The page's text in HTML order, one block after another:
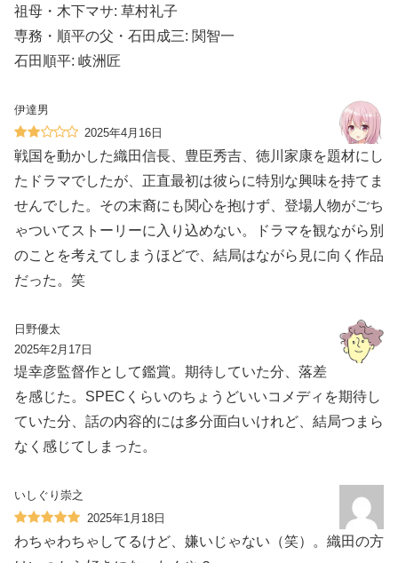
祖母・木下マサ: 草村礼子
専務・順平の父・石田成三: 関智一
石田順平: 岐洲匠
伊達男
2025年4月16日
戦国を動かした織田信長、豊臣秀吉、徳川家康を題材にし
たドラマでしたが、正直最初は彼らに特別な興味を持てま
せんでした。その末裔にも関心を抱けず、登場人物がごち
ゃついてストーリーに入り込めない。ドラマを観ながら別
のことを考えてしまうほどで、結局はながら見に向く作品
だった。笑
日野優太
2025年2月17日
堤幸彦監督作として鑑賞。期待していた分、落差
を感じた。SPECくらいのちょうどいいコメディを期待し
ていた分、話の内容的には多分面白いけれど、結局つまら
なく感じてしまった。
いしぐり崇之
2025年1月18日
わちゃわちゃしてるけど、嫌いじゃない（笑）。織田の方